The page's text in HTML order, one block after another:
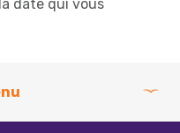
date qui vous